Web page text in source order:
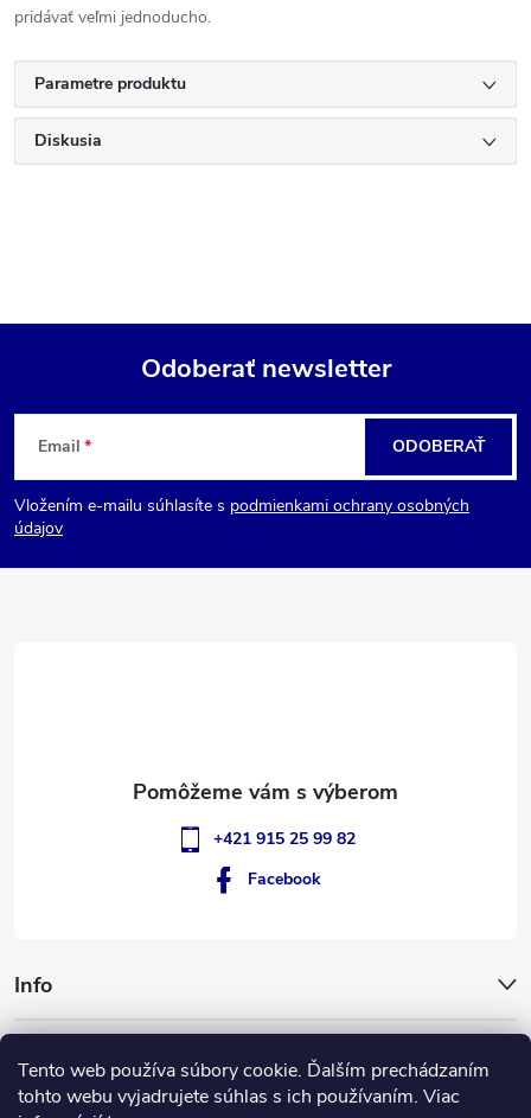
Tento web používa súbory cookie. Ďalším prechádzaním
tohto webu vyjadrujete súhlas s ich používaním. Viac
pridávať veľmi jednoducho.
Parametre produktu
Diskusia
Z
á
p
Odoberať newsletter
Email
Vložením e-mailu súhlasíte s podmienkami ochrany osobných
údajov
ODOBERAŤ
Info
+421 915 25 99 82
Facebook